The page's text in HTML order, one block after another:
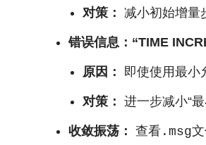
对策： 减小初始增量
错误信息：“TIME
原因： 即使使用最小
对策： 进一步减小“
收敛振荡： 查看 .msg